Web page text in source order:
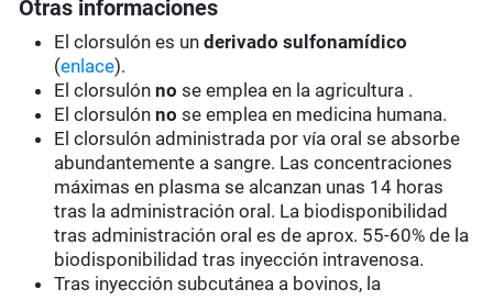
Otras informaciones
El clorsulón es un derivado sulfonamídico
(enlace).
El clorsulónnose emplea en la agricultura .
El clorsulónnose emplea en medicina humana.
El clorsulón administrada por vía oral se absorbe
abundantemente a sangre. Las concentraciones
máximas en plasma se alcanzan unas 14 horas
tras la administración oral. La biodisponibilidad
tras administración oral es de aprox. 55-60% de la
biodisponibilidad tras inyección intravenosa.
Tras inyección subcutánea a bovinos, la